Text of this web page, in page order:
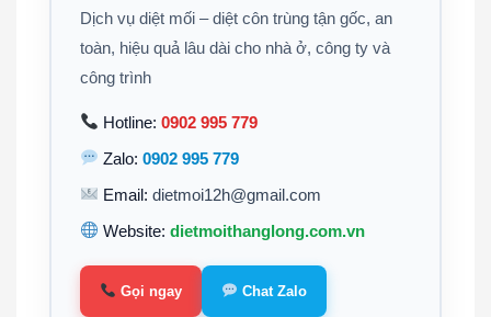
Dịch vụ diệt mối – diệt côn trùng tận gốc, an
toàn, hiệu quả lâu dài cho nhà ở, công ty và
công trình
Hotline:0902 995 779
Zalo:0902 995 779
Email:dietmoi12h@gmail.com
Website:dietmoithanglong.com.vn
Gọi ngay Chat Zalo